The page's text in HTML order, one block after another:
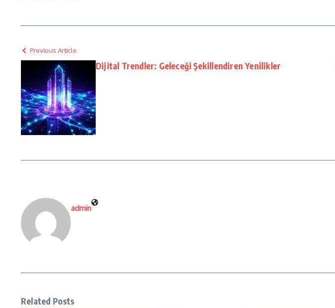
Previous Article
Dijital Trendler: Geleceği Şekillendiren Yenilikler
admin
Related Posts